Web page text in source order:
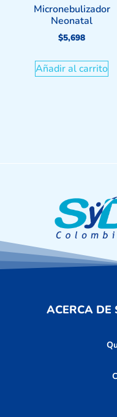
Micronebulizador
Neonatal
$5,698
Añadir al carrito
ACERCA DE